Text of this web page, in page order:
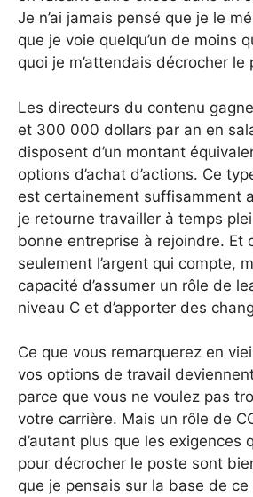
Je n’ai jamais pensé que je le
que je voie quelqu’un de moins
quoi je m’attendais décrocher le
Les directeurs du contenu
et 300 000 dollars par an en
disposent d’un montant
options d’achat d’actions. Ce
est certainement suffisamment
je retourne travailler à temps
bonne entreprise à rejoindre. Et
seulement l’argent qui compte,
capacité d’assumer un rôle de
niveau C et d’apporter des
Ce que vous remarquerez en
vos options de travail
parce que vous ne voulez pas
votre carrière. Mais un rôle de
d’autant plus que les exigences
pour décrocher le poste sont
que je pensais sur la base de ce